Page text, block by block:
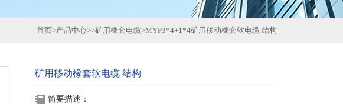
首页>产品中心>>矿用橡套电缆>MYP3*4+1*4矿用移动橡套软电缆 结构
矿用移动橡套软电缆 结构
简要描述：